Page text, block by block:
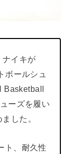
ナイキが
ボールシュ
ーズを履い
した。
ト、耐久性